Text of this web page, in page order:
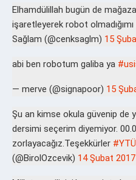
Elhamdülillah bugün de
işaretleyerek robot
Sağlam (@cenksaglm) 15
abi ben robotum galiba ya
— merve (@signapoor) 15
Şu an kimse okula güvenip de
dersimi seçerim diyemiyor.
zorlayacağız.Teşekkürler #YTÜ
(@BirolOzcevik) 14 Şubat 2017